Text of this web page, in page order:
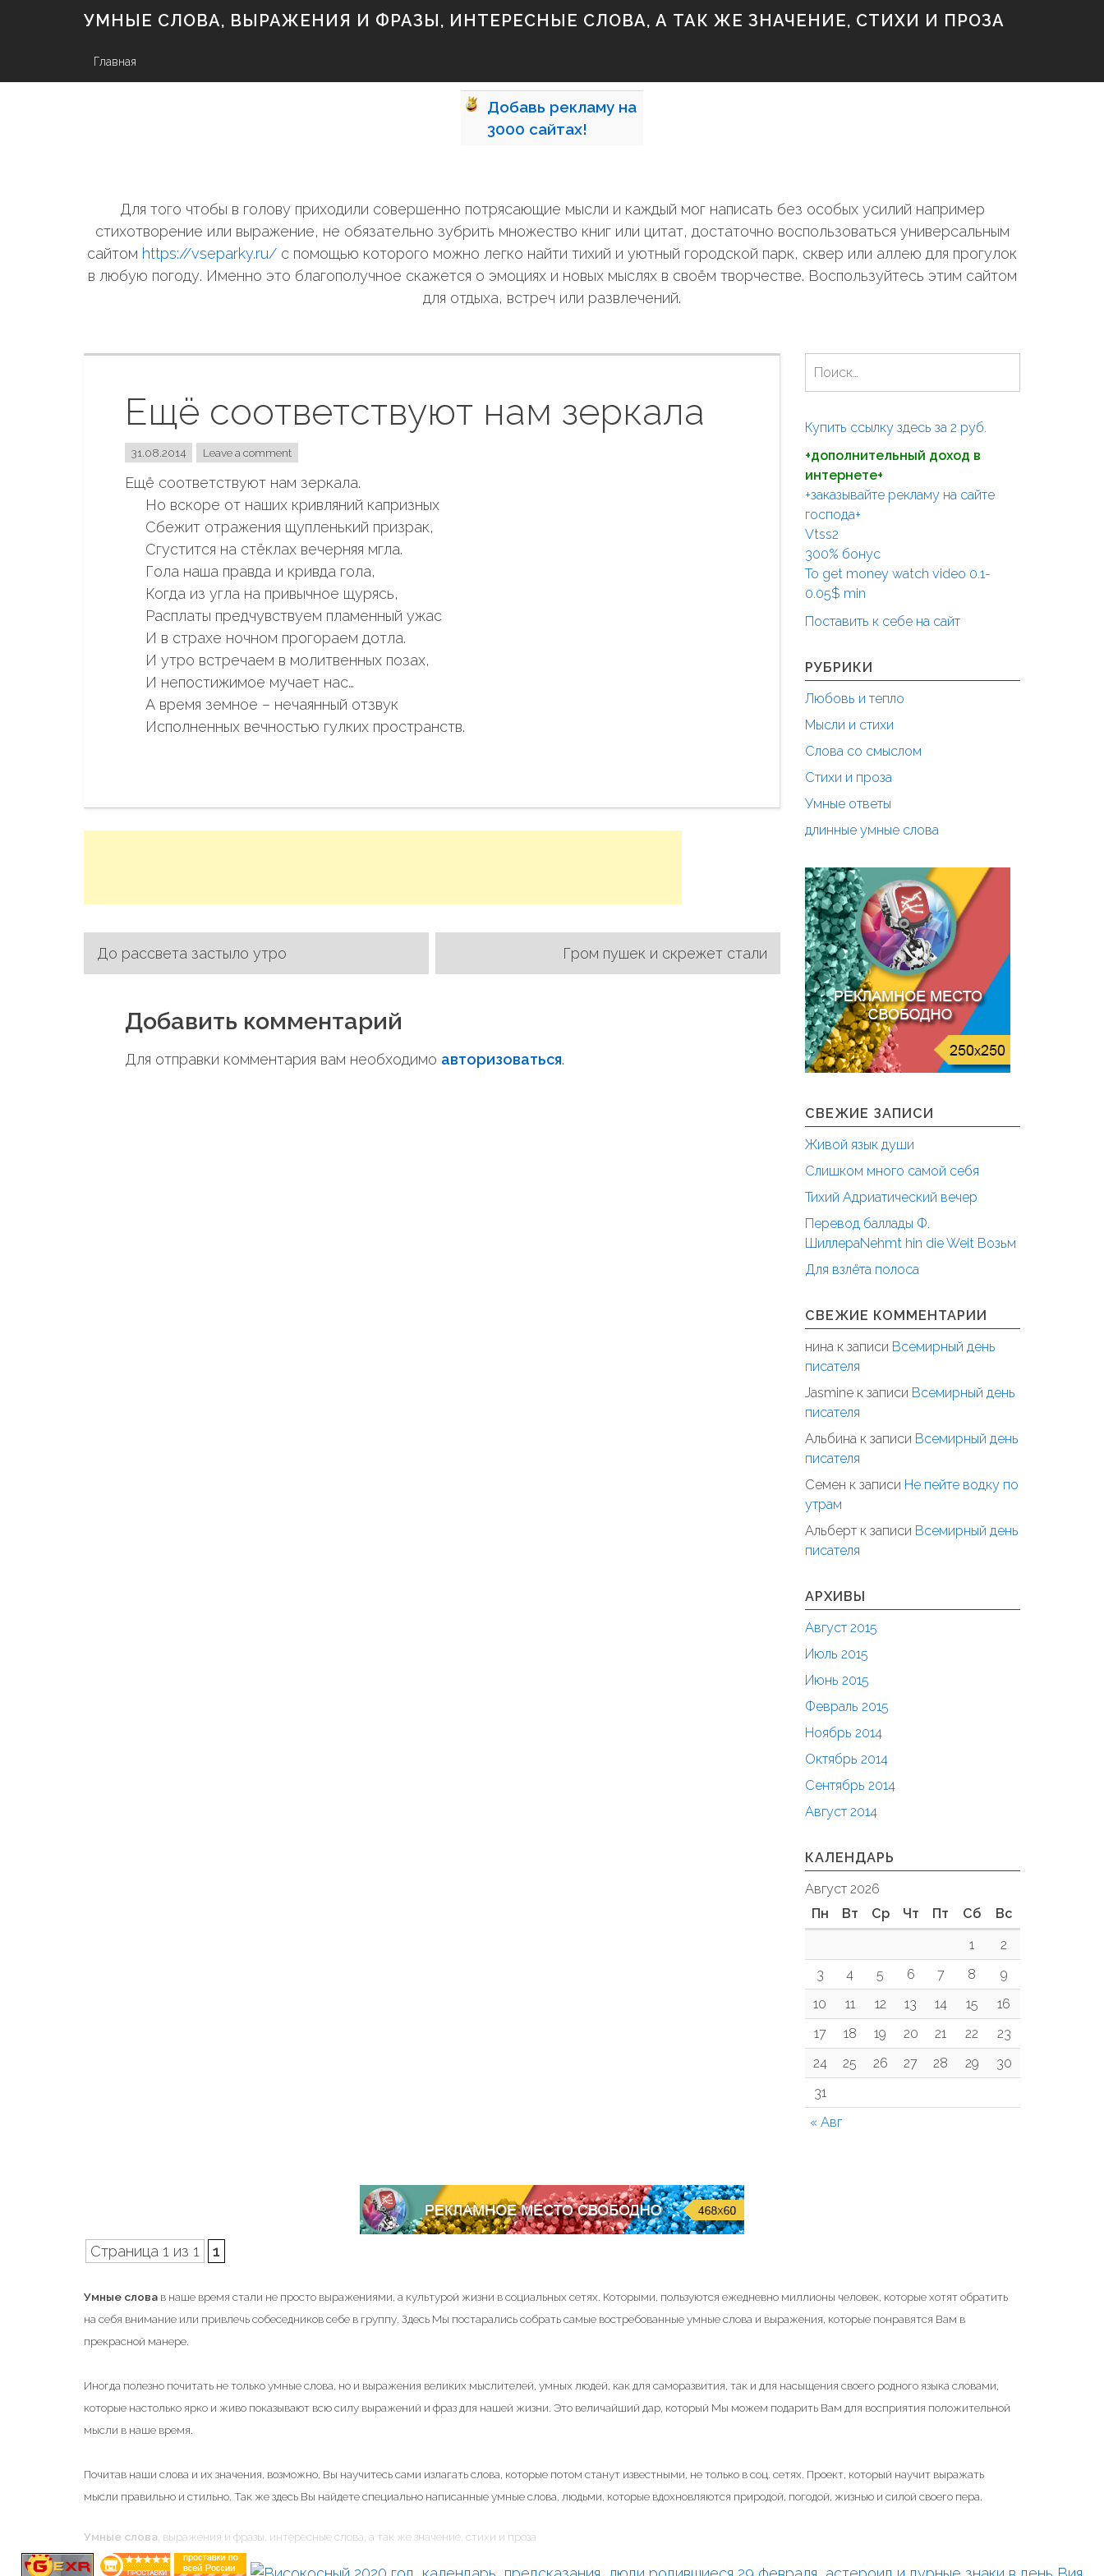
УМНЫЕ СЛОВА, ВЫРАЖЕНИЯ И ФРАЗЫ, ИНТЕРЕСНЫЕ СЛОВА, А ТАК ЖЕ ЗНАЧЕНИЕ, СТИХИ И ПРОЗА
k
p
Главная
Добавь рекламу на
3000 сайтах!
Для того чтобы в голову приходили совершенно потрясающие мысли и каждый мог написать без особых усилий например
стихотворение или выражение, не обязательно зубрить множество книг или цитат, достаточно воспользоваться универсальным
сайтом https://vseparky.ru/ с помощью которого можно легко найти тихий и уютный городской парк, сквер или аллею для прогулок
в любую погоду. Именно это благополучное скажется о эмоциях и новых мыслях в своём творчестве. Воспользуйтесь этим сайтом
для отдыха, встреч или развлечений.
Ещё соответствуют нам зеркала
31.08.2014 Leave a comment
Ещё соответствуют нам зеркала.
Но вскоре от наших кривляний капризных
Сбежит отражения щупленький призрак,
Сгустится на стёклах вечерняя мгла.
Гола наша правда и кривда гола,
Когда из угла на привычное щурясь,
Расплаты предчувствуем пламенный ужас
И в страхе ночном прогораем дотла.
И утро встречаем в молитвенных позах,
И непостижимое мучает нас…
А время земное – нечаянный отзвук
Исполненных вечностью гулких пространств.
Н
До рассвета застыло утро Гром пушек и скрежет стали
Добавить комментарий
Для отправки комментария вам необходимо авторизоваться.
т
:
Купить ссылку здесь за 2 руб.
+дополнительный доход в
интернете+
+заказывайте рекламу на сайте
господа+
Vtss2
300% бонус
To get money watch video 0.1-
0.05$ min
Поставить к себе на сайт
РУБРИКИ
Любовь и тепло
Мысли и стихи
Слова со смыслом
Стихи и проза
Умные ответы
длинные умные слова
СВЕЖИЕ ЗАПИСИ
Живой язык души
Слишком много самой себя
Тихий Адриатический вечер
Перевод баллады Ф.
ШиллераNehmt hin die Weit Возьм
Для взлёта полоса
СВЕЖИЕ КОММЕНТАРИИ
нина к записи Всемирный день
писателя
Jasmineк записи Всемирный день
писателя
Альбинак записи Всемирный день
писателя
Семен к записи Не пейте водку по
утрам
Альбертк записи Всемирный день
писателя
АРХИВЫ
Август 2015
Июль 2015
Июнь 2015
Февраль 2015
Ноябрь 2014
Октябрь 2014
Сентябрь 2014
Август 2014
КАЛЕНДАРЬ
Август 2026
Пн
Вт Ср Чт Пт Сб Вс
« Авг
1
2
3
4 5 6 7 8
9
10
11 12 13 14 15
16
17
18 19 20 21 22
23
24
25 26 27 28 29
30
31
Страница 1 из 1 1
Умные слова в наше время стали не просто выражениями, а культурой жизни в социальных сетях. Которыми, пользуются ежедневно миллионы человек, которые хотят обратить
на себя внимание или привлечь собеседников себе в группу. Здесь Мы постарались собрать самые востребованные умные слова и выражения, которые понравятся Вам в
прекрасной манере.
Иногда полезно почитать не только умные слова, но и выражения великих мыслителей, умных людей, как для саморазвития, так и для насыщения своего родного языка словами,
которые настолько ярко и живо показывают всю силу выражений и фраз для нашей жизни. Это величайший дар, который Мы можем подарить Вам для восприятия положительной
мысли в наше время.
Почитав наши слова и их значения, возможно, Вы научитесь сами излагать слова, которые потом станут известными, не только в соц. сетях. Проект, который научит выражать
мысли правильно и стильно. Так же здесь Вы найдете специально написанные умные слова, людьми, которые вдохновляются природой, погодой, жизнью и силой своего пера.
Умные слова , выражения и фразы, интересные слова, а так же значение, стихи и проза